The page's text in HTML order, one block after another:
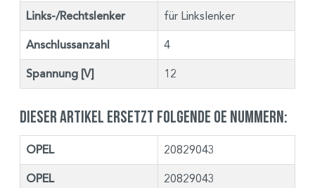
Links-/Rechtslenker für Linkslenker
Anschlussanzahl 4
Spannung [V] 12
Dieser Artikel ersetzt folgende OE Nummern:
OPEL 20829043
OPEL 20829043